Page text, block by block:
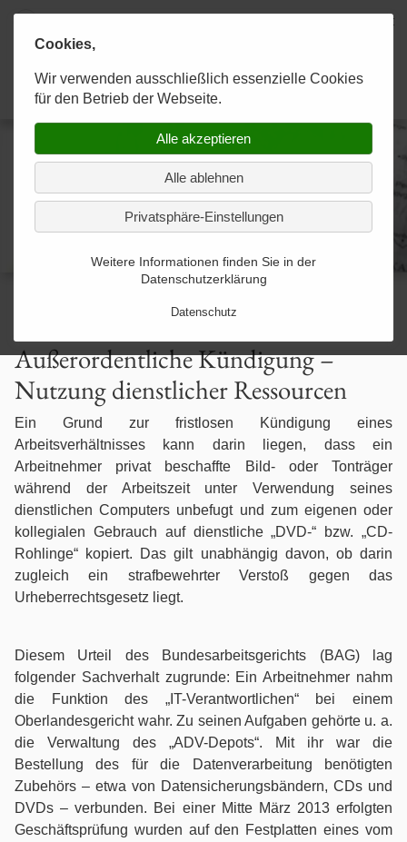
Cookies,
Wir verwenden ausschließlich essenzielle Cookies
für den Betrieb der Webseite.
Alle akzeptieren
Alle ablehnen
Privatsphäre-Einstellungen
Weitere Informationen finden Sie in der
Datenschutzerklärung
Datenschutz
KANZLEI
Strategien zum Erfolg
RECHTSGEBIETE
Allgemeines Zivilrecht
Baurecht
Betäubungsmittelstrafrecht
Erbrecht
Fahrerlaubnis- / Führerscheinrecht
Familienrecht
Gewerberaummietrecht
Handels- und Vertragsrecht
Immobilienrecht
Individualarbeitsrecht
KONTAKT
Kontakt-Formular-gesendet
Karaahmetoğlu & Kollegen
Anwaltskanzlei
Außerordentliche Kündigung –
Nutzung dienstlicher Ressourcen
Ein Grund zur fristlosen Kündigung eines
Arbeitsverhältnisses kann darin liegen, dass ein
Arbeitnehmer privat beschaffte Bild- oder Tonträger
während der Arbeitszeit unter Verwendung seines
dienstlichen Computers unbefugt und zum eigenen oder
kollegialen Gebrauch auf dienstliche „DVD-“ bzw. „CD-
Rohlinge“ kopiert. Das gilt unabhängig davon, ob darin
zugleich ein strafbewehrter Verstoß gegen das
Urheberrechtsgesetz liegt.
Diesem Urteil des Bundesarbeitsgerichts (BAG) lag
folgender Sachverhalt zugrunde: Ein Arbeitnehmer nahm
die Funktion des „IT-Verantwortlichen“ bei einem
Oberlandesgericht wahr. Zu seinen Aufgaben gehörte u. a.
die Verwaltung des „ADV-Depots“. Mit ihr war die
Bestellung des für die Datenverarbeitung benötigten
Zubehörs – etwa von Datensicherungsbändern, CDs und
DVDs – verbunden. Bei einer Mitte März 2013 erfolgten
Geschäftsprüfung wurden auf den Festplatten eines vom